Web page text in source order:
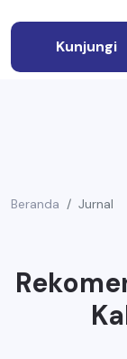
Kunjungi
Beranda Jurnal